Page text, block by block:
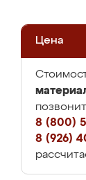
Цена
8 (800)
8 (926)